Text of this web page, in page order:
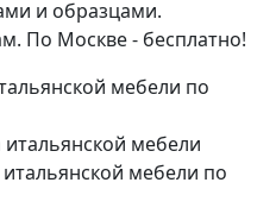
и образцами.
По Москве - бесплатно!
мебели
мебели по